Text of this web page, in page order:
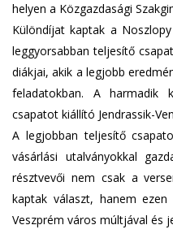
helyen a Közgazdasági
Különdíjat kaptak a
leggyorsabban teljesítő
diákjai, akik a legjobb
feladatokban. A harmadik
csapatot kiállító Jendrassik-
A legjobban teljesítő
vásárlási utalványokkal
résztvevői nem csak a
kaptak választ, hanem
Veszprém város múltjával és